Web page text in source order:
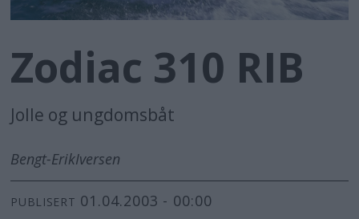
Zodiac 310 RIB
Jolle og ungdomsbåt
Bengt-ErikIversen
PUBLISERT 01.04.2003 - 00:00